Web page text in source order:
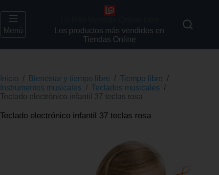
Menú
Los productos más vendidos en
Tiendas Online
Inicio / Bienestar y tiempo libre / Tiempo libre /
Instrumentos musicales / Teclados musicales /
Teclado electrónico infantil 37 teclas rosa
Teclado electrónico infantil 37 teclas rosa